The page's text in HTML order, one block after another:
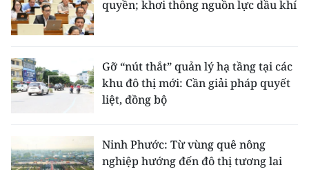
quyền; khơi thông nguồn lực dầu khí
Gỡ “nút thắt” quản lý hạ tầng tại các
khu đô thị mới: Cần giải pháp quyết
liệt, đồng bộ
Ninh Phước: Từ vùng quê nông
nghiệp hướng đến đô thị tương lai